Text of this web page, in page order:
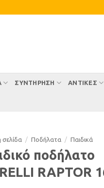
ΣΥΝΤΉΡΗΣΗ ΑΝΤΊΚΕΣ
σελίδα / Ποδήλατα / Παιδικά
ποδήλατο
RAPTOR